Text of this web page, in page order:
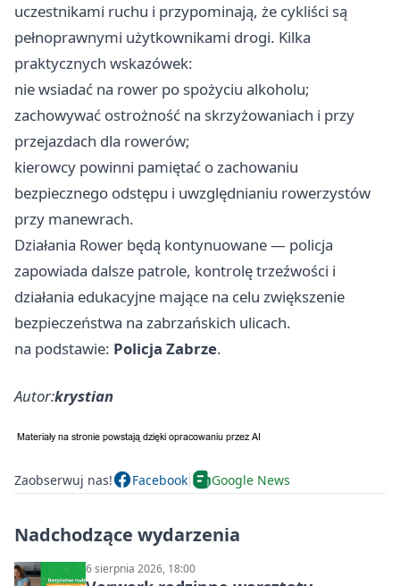
uczestnikami ruchu i przypominają, że cykliści są
pełnoprawnymi użytkownikami drogi. Kilka
praktycznych wskazówek:
nie wsiadać na rower po spożyciu alkoholu;
zachowywać ostrożność na skrzyżowaniach i przy
przejazdach dla rowerów;
kierowcy powinni pamiętać o zachowaniu
bezpiecznego odstępu i uwzględnianiu rowerzystów
przy manewrach.
Działania Rower będą kontynuowane — policja
zapowiada dalsze patrole, kontrolę trzeźwości i
działania edukacyjne mające na celu zwiększenie
bezpieczeństwa na zabrzańskich ulicach.
na podstawie: Policja Zabrze.
Autor:krystian
Zaobserwuj nas! Facebook Google News
Nadchodzące wydarzenia
6 sierpnia 2026, 18:00